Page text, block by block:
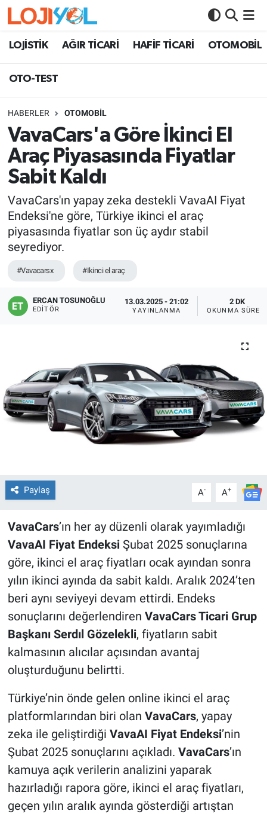
LOJİSTİK AĞIR TİCARİ HAFİF TİCARİ OTOMOBİL
OTO-TEST
HABERLER OTOMOBİL
VavaCars'a Göre İkinci El
Araç Piyasasında Fiyatlar
Sabit Kaldı
VavaCars'ın yapay zeka destekli VavaAI Fiyat
Endeksi'ne göre, Türkiye ikinci el araç
piyasasında fiyatlar son üç aydır stabil
seyrediyor.
#Vavacarsx #Ikinci el araç
ERCAN TOSUNOĞLU
EDITÖR
13.03.2025 - 21:02
YAYINLANMA
2 DK
OKUNMA SÜRESI
Paylaş A- A+
VavaCars’ın her ay düzenli olarak yayımladığı
VavaAI Fiyat EndeksiŞubat 2025 sonuçlarına
göre, ikinci el araç fiyatları ocak ayından sonra
yılın ikinci ayında da sabit kaldı. Aralık 2024’ten
beri aynı seviyeyi devam ettirdi. Endeks
sonuçlarını değerlendiren VavaCars Ticari Grup
Başkanı Serdıl Gözelekli, fiyatların sabit
kalmasının alıcılar açısından avantaj
oluşturduğunu belirtti.
Türkiye’nin önde gelen online ikinci el araç
platformlarından biri olan VavaCars, yapay
zeka ile geliştirdiği VavaAI Fiyat Endeksi’nin
Şubat 2025 sonuçlarını açıkladı. VavaCars’ın
kamuya açık verilerin analizini yaparak
hazırladığı rapora göre, ikinci el araç fiyatları,
geçen yılın aralık ayında gösterdiği artıştan
OTO-TEST